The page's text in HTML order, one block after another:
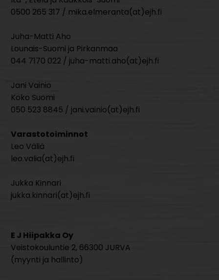
0500 265 317 / mika.elmeranta(at)ejh.fi
Juha-Matti Aho
Lounais-Suomi ja Pirkanmaa
044 7170 022 / juha-matti.aho(at)ejh.fi
Jani Vainio
Koko Suomi
050 523 8845 / jani.vainio(at)ejh.fi
Varastotoiminnot
Leo Väliä
leo.valia(at)ejh.fi
Jukka Kinnari
jukka.kinnari(at)ejh.fi
E J Hiipakka Oy
Veistokouluntie 2, 66300 JURVA
(myynti ja hallinto)